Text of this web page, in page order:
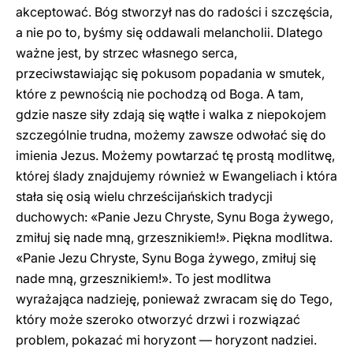
akceptować. Bóg stworzył nas do radości i szczęścia,
a nie po to, byśmy się oddawali melancholii. Dlatego
ważne jest, by strzec własnego serca,
przeciwstawiając się pokusom popadania w smutek,
które z pewnością nie pochodzą od Boga. A tam,
gdzie nasze siły zdają się wątłe i walka z niepokojem
szczególnie trudna, możemy zawsze odwołać się do
imienia Jezus. Możemy powtarzać tę prostą modlitwę,
której ślady znajdujemy również w Ewangeliach i która
stała się osią wielu chrześcijańskich tradycji
duchowych: «Panie Jezu Chryste, Synu Boga żywego,
zmiłuj się nade mną, grzesznikiem!». Piękna modlitwa.
«Panie Jezu Chryste, Synu Boga żywego, zmiłuj się
nade mną, grzesznikiem!». To jest modlitwa
wyrażająca nadzieję, ponieważ zwracam się do Tego,
który może szeroko otworzyć drzwi i rozwiązać
problem, pokazać mi horyzont — horyzont nadziei.